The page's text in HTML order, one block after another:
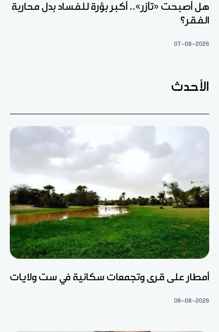
هل أصبحت «تآزر».. أكبر بؤرة للفساد بدل محاربة
الفقر؟
07-08-2026
الأحدث
أمطار على قرى وتجمعات سكانية في ست ولايات
08-08-2026